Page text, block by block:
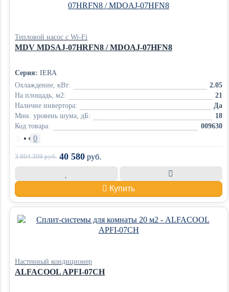
Тепловой насос с Wi-Fi
MDV MDSAJ-07HRFN8 / MDOAJ-07HFN8
Серия: IERA
Охлаждение, кВт:
2.05
На площадь, м2:
21
Наличие инвертора:
Да
Мин. уровень шума, дБ:
18
Код товара:
009630
• 0
3 804 309руб. 40 580 руб.
Купить
Настенный кондиционер
ALFACOOL APFI-07CH